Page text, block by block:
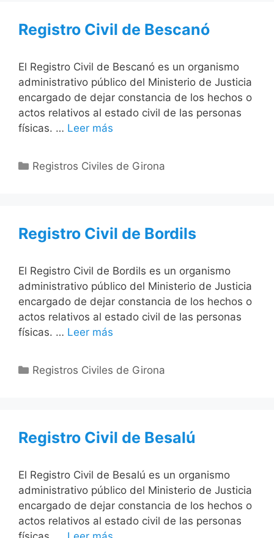
Registro Civil de Bescanó
El Registro Civil de Bescanó es un organismo
administrativo público del Ministerio de Justicia
encargado de dejar constancia de los hechos o
actos relativos al estado civil de las personas
físicas. … Leer más
Categorías
Registros Civiles de Girona
Registro Civil de Bordils
El Registro Civil de Bordils es un organismo
administrativo público del Ministerio de Justicia
encargado de dejar constancia de los hechos o
actos relativos al estado civil de las personas
físicas. … Leer más
Categorías
Registros Civiles de Girona
Registro Civil de Besalú
El Registro Civil de Besalú es un organismo
administrativo público del Ministerio de Justicia
encargado de dejar constancia de los hechos o
actos relativos al estado civil de las personas